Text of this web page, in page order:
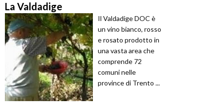
La Valdadige
Il Valdadige DOC è
un vino bianco, rosso
e rosato prodotto in
una vasta area che
comprende 72
comuni nelle
province di Trento ...